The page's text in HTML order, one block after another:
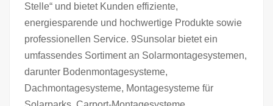
Stelle“ und bietet Kunden effiziente,
energiesparende und hochwertige Produkte sowie
professionellen Service. 9Sunsolar bietet ein
umfassendes Sortiment an Solarmontagesystemen,
darunter Bodenmontagesysteme,
Dachmontagesysteme, Montagesysteme für